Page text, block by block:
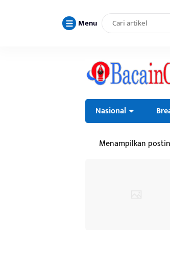
Menu
Nasional
Menampilkan